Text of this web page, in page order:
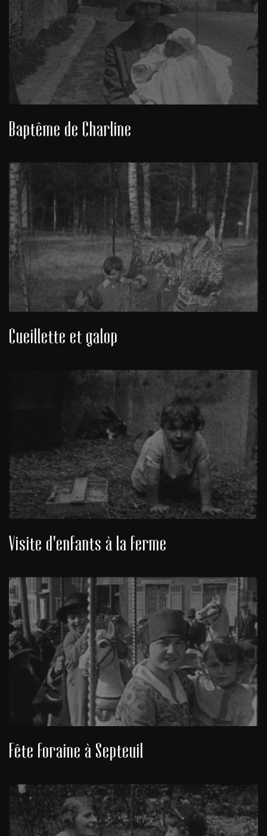
Baptême de Charline
Cueillette et galop
Visite d'enfants à la ferme
Fête foraine à Septeuil